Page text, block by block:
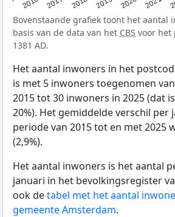
Bovenstaande grafiek toont het aantal
basis van de data van het CBS voor het
1381 AD.
Het aantal inwoners in het
is met 5 inwoners toegenomen
2015 tot 30 inwoners in 2025 (dat
20%). Het gemiddelde verschil per
periode van 2015 tot en met 2025
(2,9%).
Het aantal inwoners is het aantal
januari in het bevolkingsregister
ook detabel met het aantal
gemeente Amsterdam.